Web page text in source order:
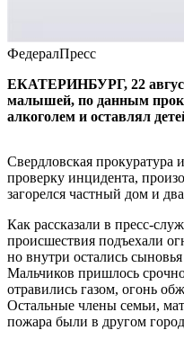
ФедералПресс
ЕКАТЕРИНБУРГ, 22
малышей, по данным
алкоголем и оставлял
Свердловская прокуратура
проверку инцидента,
загорелся частный дом и
Как рассказали в пресс-
происшествия подъехали
но внутри остались
Мальчиков пришлось
отравились газом, огонь
Остальные члены семьи,
пожара были в другом